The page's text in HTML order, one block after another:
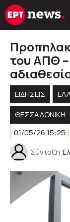
Μετάβαση
σε
του ΑΠΘ
ΕΙΔΗΣΕΙΣ
ΘΕΣΣΑΛΟΝΙΚΗ
01/05/26 15:25
Σύνταξη